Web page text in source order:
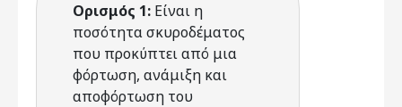
Ορισμός 1: Είναι η
ποσότητα σκυροδέματος
που προκύπτει από μια
φόρτωση, ανάμιξη και
αποφόρτωση του